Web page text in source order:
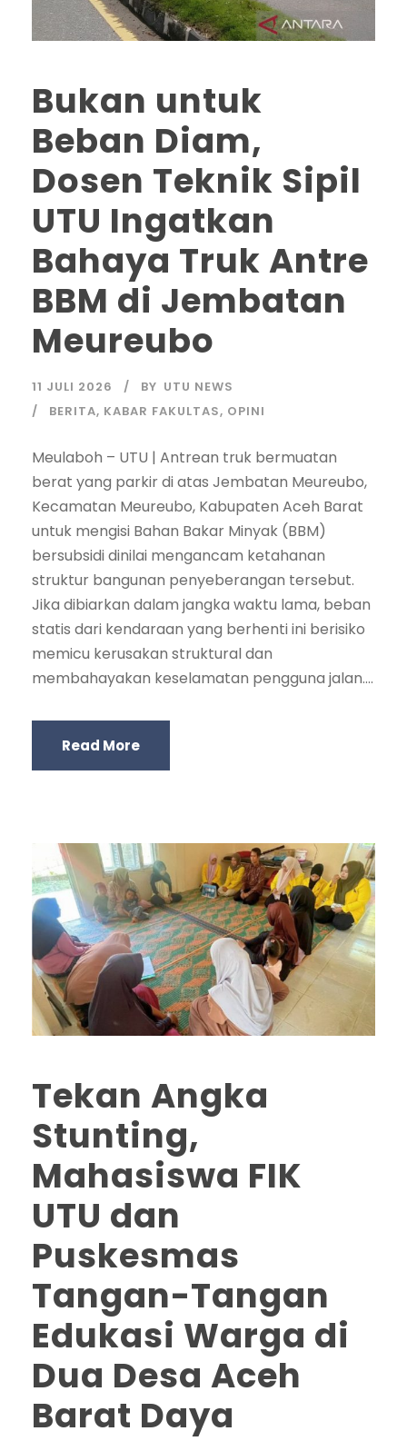
Bukan untuk
Beban Diam,
Dosen Teknik Sipil
UTU Ingatkan
Bahaya Truk Antre
BBM di Jembatan
Meureubo
11 JULI 2026 BY UTU NEWS
BERITA, KABAR FAKULTAS, OPINI
Meulaboh – UTU | Antrean truk bermuatan
berat yang parkir di atas Jembatan Meureubo,
Kecamatan Meureubo, Kabupaten Aceh Barat
untuk mengisi Bahan Bakar Minyak (BBM)
bersubsidi dinilai mengancam ketahanan
struktur bangunan penyeberangan tersebut.
Jika dibiarkan dalam jangka waktu lama, beban
statis dari kendaraan yang berhenti ini berisiko
memicu kerusakan struktural dan
membahayakan keselamatan pengguna jalan....
Read More
Tekan Angka
Stunting,
Mahasiswa FIK
UTU dan
Puskesmas
Tangan-Tangan
Edukasi Warga di
Dua Desa Aceh
Barat Daya